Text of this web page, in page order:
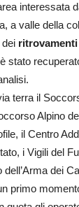
interessata
a valle della
stato
terra il
Alpino
il Centro
i Vigili del
dei
primo